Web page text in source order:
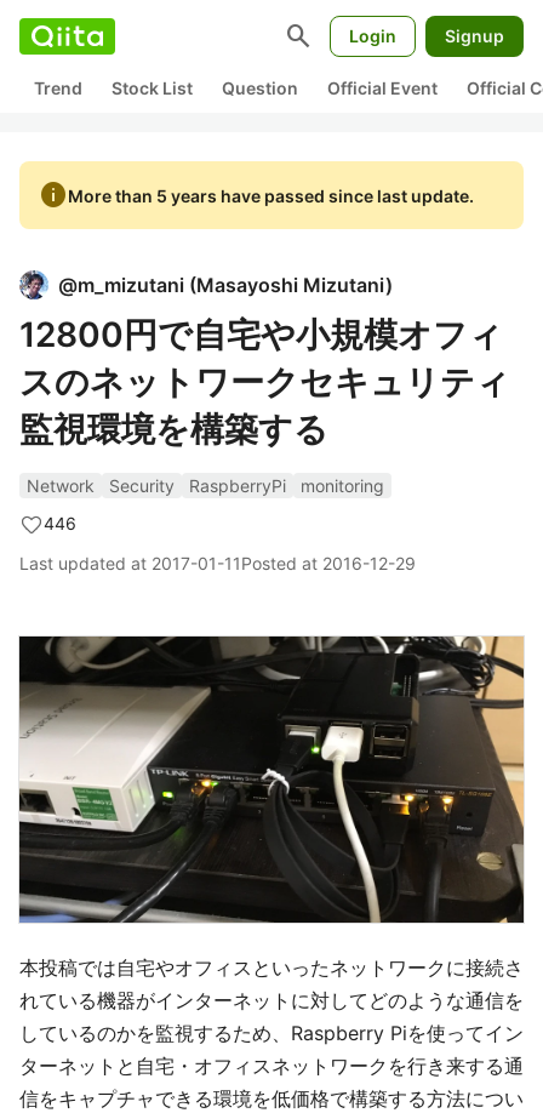
search Login Signup
Trend Stock List Question Official Event Official
infoMore than 5 years have passed since last update.
@m_mizutani (Masayoshi Mizutani)
12800円で自宅や小規模オフィ
スのネットワークセキュリティ
監視環境を構築する
Network Security RaspberryPi
monitoring
446
Last updated at 2017-01-11Posted at 2016-12-29
本投稿では自宅やオフィスといったネットワークに接続さ
れている機器がインターネットに対してどのような通信を
しているのかを監視するため、Raspberry Piを使ってイン
ターネットと自宅・オフィスネットワークを行き来する通
信をキャプチャできる環境を低価格で構築する方法につい